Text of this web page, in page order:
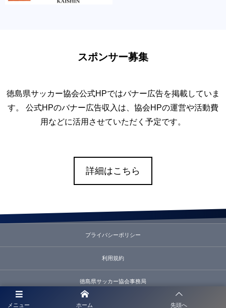
スポンサー募集
徳島県サッカー協会公式HPではバナー広告を掲載していま
す。 公式HPのバナー広告収入は、協会HPの運営や活動費
用などに活用させていただく予定です。
詳細はこちら
メニュー ホーム 先頭へ
プライバシーポリシー
利用規約
徳島県サッカー協会事務局